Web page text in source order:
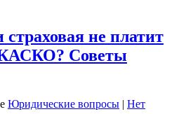
страховая не платит
Советы
Юридические вопросы | Нет